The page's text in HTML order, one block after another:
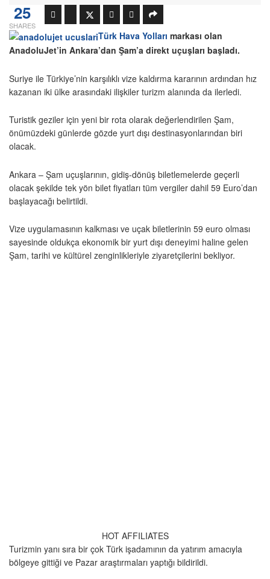
25
SHARES
Türk Hava Yolları markası olan
AnadoluJet’in Ankara’dan Şam’a direkt uçuşları başladı.
Suriye ile Türkiye’nin karşılıklı vize kaldırma kararının ardından hız
kazanan iki ülke arasındaki ilişkiler turizm alanında da ilerledi.
Turistik geziler için yeni bir rota olarak değerlendirilen Şam,
önümüzdeki günlerde gözde yurt dışı destinasyonlarından biri
olacak.
Ankara – Şam uçuşlarının, gidiş-dönüş biletlemelerde geçerli
olacak şekilde tek yön bilet fiyatları tüm vergiler dahil 59 Euro’dan
başlayacağı belirtildi.
Vize uygulamasının kalkması ve uçak biletlerinin 59 euro olması
sayesinde oldukça ekonomik bir yurt dışı deneyimi haline gelen
Şam, tarihi ve kültürel zenginlikleriyle ziyaretçilerini bekliyor.
HOT AFFILIATES
Turizmin yanı sıra bir çok Türk işadamının da yatırım amacıyla
bölgeye gittiği ve Pazar araştırmaları yaptığı bildirildi.